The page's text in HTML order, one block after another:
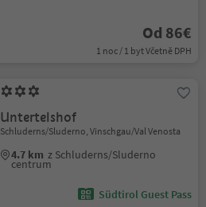
Od 86€
1 noc / 1 byt Včetně DPH
Untertelshof
Schluderns/Sluderno, Vinschgau/Val Venosta
4.7 km z Schluderns/Sluderno
centrum
Südtirol Guest Pass